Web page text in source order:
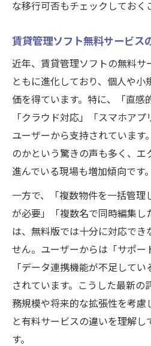
な移行可否もチェックしておく
賃貸管理ソフト無料サービス
近年、賃貸管理ソフトの無料サ
ともに進化しており、個人や小
価を得ています。特に、「直感
「クラウド対応」「スマホア
ユーザーから支持されています
のかという驚きの声も多く、エ
進んでいる現場も増加傾向です。
一方で、「複数物件を一括管理
が必要」「複数名で同時編集し
は、無料版では十分に対応でき
せん。ユーザーからは「サポー
「データ連携機能が不足して
されています。こうした最新の
務規模や将来的な拡張性を考慮
と有料サービスの違いを理解し
す。